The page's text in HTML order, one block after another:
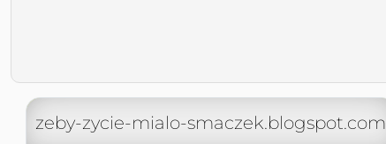
zeby-zycie-mialo-smaczek.blogspot.com